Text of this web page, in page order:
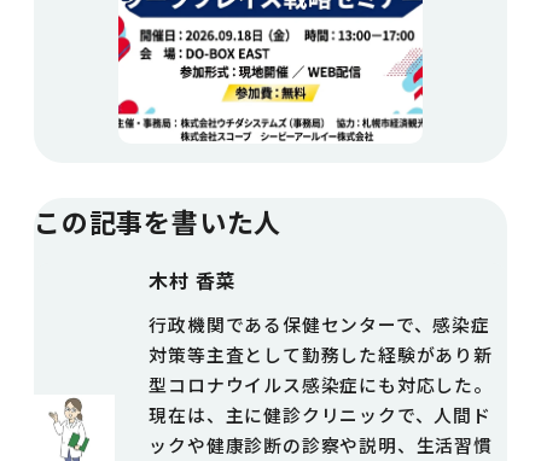
この記事を書いた人
木村 香菜
行政機関である保健センターで、感染症
対策等主査として勤務した経験があり新
型コロナウイルス感染症にも対応した。
現在は、主に健診クリニックで、人間ド
ックや健康診断の診察や説明、生活習慣